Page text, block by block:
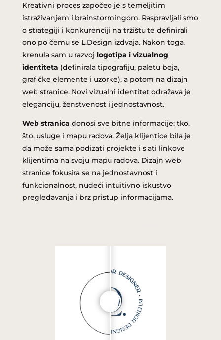
Kreativni proces započeo je s temeljitim
istraživanjem i brainstormingom. Raspravljali smo
o strategiji i konkurenciji na tržištu te definirali
ono po čemu se L.Design izdvaja. Nakon toga,
krenula sam u razvoj logotipa i vizualnog
identiteta (definirala tipografiju, paletu boja,
grafičke elemente i uzorke), a potom na dizajn
web stranice. Novi vizualni identitet odražava je
eleganciju, ženstvenost i jednostavnost.
Web stranica donosi sve bitne informacije: tko,
što, usluge i mapu radova. Želja klijentice bila je
da može sama podizati projekte i slati linkove
klijentima na svoju mapu radova. Dizajn web
stranice fokusira se na jednostavnost i
funkcionalnost, nudeći intuitivno iskustvo
pregledavanja i brz pristup informacijama.